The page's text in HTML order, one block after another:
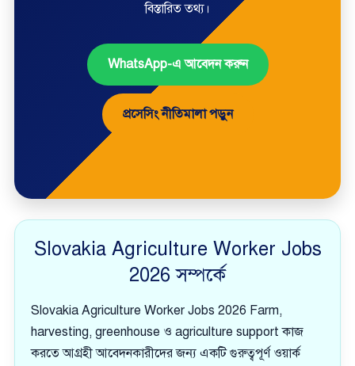
বিস্তারিত তথ্য।
WhatsApp-এ আবেদন করুন
প্রসেসিং নীতিমালা পড়ুন
Slovakia Agriculture Worker Jobs
2026 সম্পর্কে
Slovakia Agriculture Worker Jobs 2026 Farm,
harvesting, greenhouse ও agriculture support কাজ
করতে আগ্রহী আবেদনকারীদের জন্য একটি গুরুত্বপূর্ণ ওয়ার্ক